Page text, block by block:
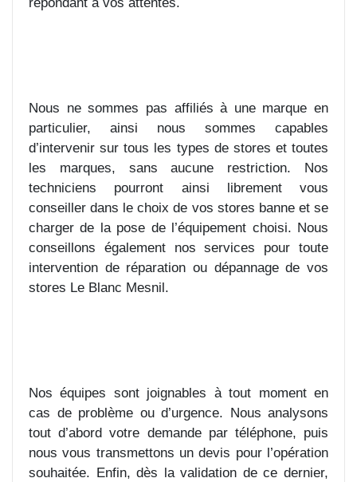
Nous ne sommes pas affiliés à une marque en
particulier, ainsi nous sommes capables
d’intervenir sur tous les types de stores et toutes
les marques, sans aucune restriction. Nos
techniciens pourront ainsi librement vous
conseiller dans le choix de vos stores banne et se
charger de la pose de l’équipement choisi. Nous
conseillons également nos services pour toute
intervention de réparation ou dépannage de vos
stores Le Blanc Mesnil.
Nos équipes sont joignables à tout moment en
cas de problème ou d’urgence. Nous analysons
tout d’abord votre demande par téléphone, puis
nous vous transmettons un devis pour l’opération
souhaitée. Enfin, dès la validation de ce dernier,